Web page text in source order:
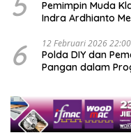
Pemimpin Muda
Indra Ardhianto
6 12 Februari 2026
Polda DIY dan
Pangan dalam